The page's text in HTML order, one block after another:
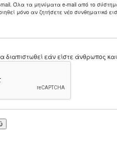
Όλα τα μηνύματα e-mail από το
μόνο αν ζητήσετε νέο συνθηματικό
διαπιστωθεί εάν είστε άνθρωπος